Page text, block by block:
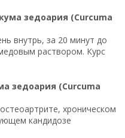
зедоария (Curcuma
внутрь, за 20 минут до
раствором. Курс
зедоария (Curcuma
хроническом
кандидозе